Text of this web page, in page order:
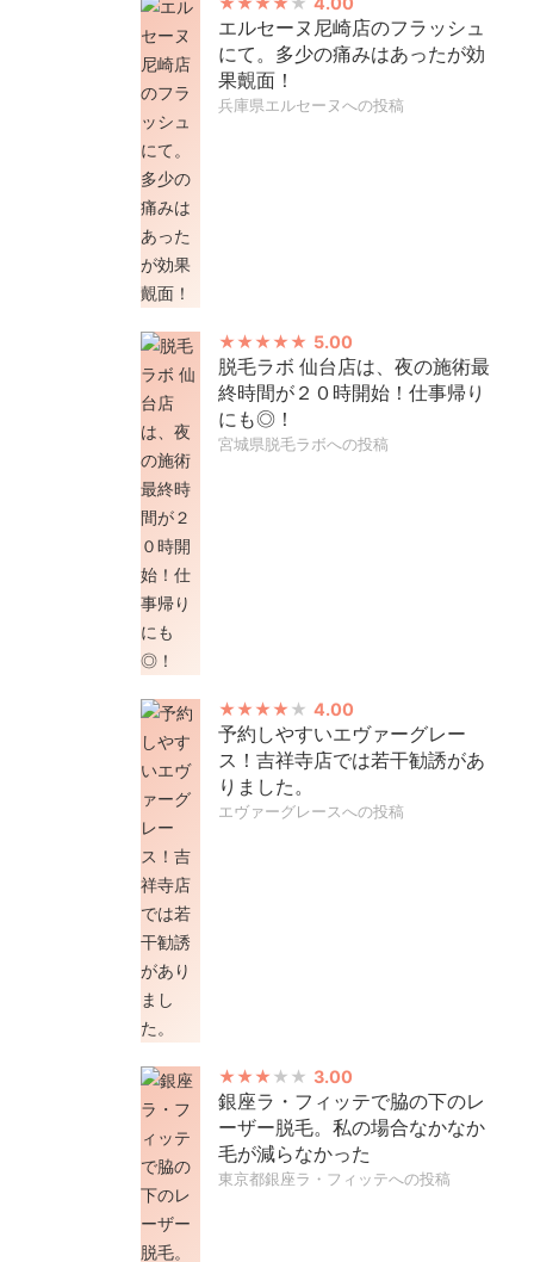
エルセーヌ尼崎店のフラッシュ
にて。多少の痛みはあったが効
果覿面！
兵庫県エルセーヌへの投稿
5.00
脱毛ラボ 仙台店は、夜の施術最
終時間が２０時開始！仕事帰り
にも◎！
宮城県脱毛ラボへの投稿
4.00
予約しやすいエヴァーグレー
ス！吉祥寺店では若干勧誘があ
りました。
エヴァーグレースへの投稿
3.00
銀座ラ・フィッテで脇の下のレ
ーザー脱毛。私の場合なかなか
毛が減らなかった
東京都銀座ラ・フィッテへの投稿